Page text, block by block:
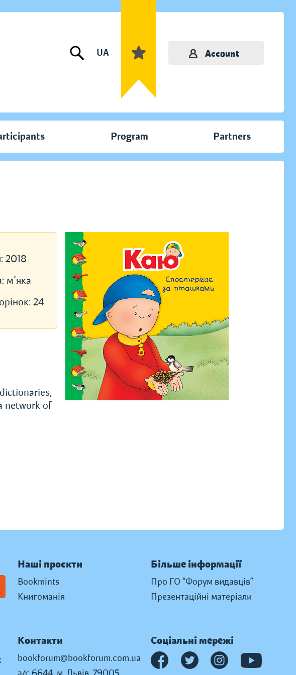
UA Account
Program Partners
2018
м'яка
24
network of
Наші проєкти
Bookmints
Книгоманія
Більше інформації
Про ГО “Форум видавців”
Презентаційні матеріали
Контакти
bookforum@bookforum.com.ua
Соціальні мережі